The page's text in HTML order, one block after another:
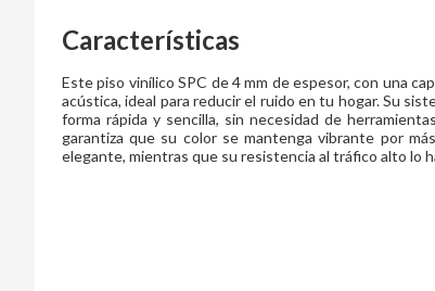
Características
Este piso vinílico SPC de 4 mm de espesor, con una
acústica, ideal para reducir el ruido en tu hogar. Su
forma rápida y sencilla, sin necesidad de
garantiza que su color se mantenga vibrante por
elegante, mientras que su resistencia al tráfico alto lo